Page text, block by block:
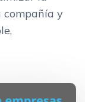
compañía y